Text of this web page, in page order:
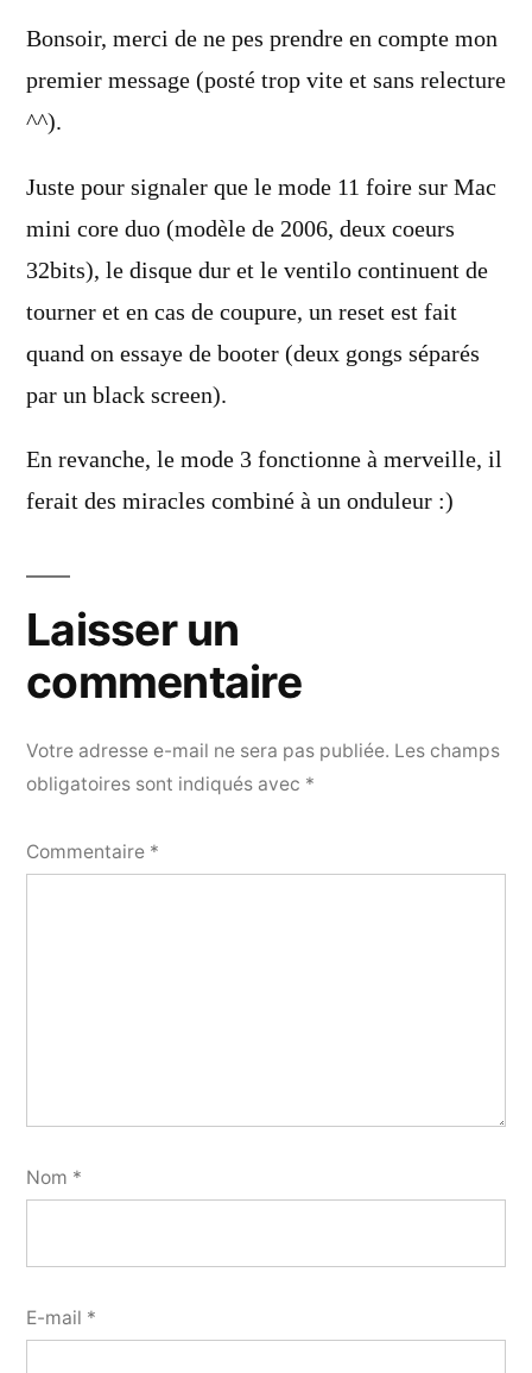
dit :
Bonsoir, merci de ne pes prendre en compte mon
premier message (posté trop vite et sans relecture
^^).
Juste pour signaler que le mode 11 foire sur Mac
mini core duo (modèle de 2006, deux coeurs
32bits), le disque dur et le ventilo continuent de
tourner et en cas de coupure, un reset est fait
quand on essaye de booter (deux gongs séparés
par un black screen).
En revanche, le mode 3 fonctionne à merveille, il
ferait des miracles combiné à un onduleur :)
Laisser un
commentaire
Votre adresse e-mail ne sera pas publiée. Les champs
obligatoires sont indiqués avec *
Commentaire *
Nom *
E-mail *